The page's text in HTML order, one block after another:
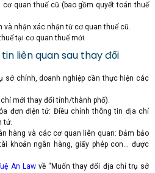
cơ quan thuế cũ (bao gồm quyết toán thuế
và nhận xác nhận từ cơ quan thuế cũ.
tại cơ quan thuế mới.
liên quan sau thay đổi
sở chính, doanh nghiệp cần thực hiện các
mới thay đổi tỉnh/thành phố).
đơn điện tử: Điều chỉnh thông tin địa chỉ
tử.
hàng và các cơ quan liên quan: Đảm bảo
khoản ngân hàng, giấy phép con… được
An Lawvề “Muốn thay đổi địa chỉ trụ sở